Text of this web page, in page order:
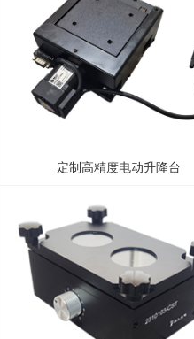
定制高精度电动升降台